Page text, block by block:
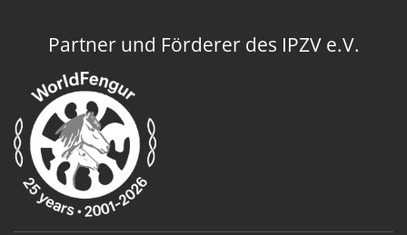
Partner und Förderer des IPZV e.V.